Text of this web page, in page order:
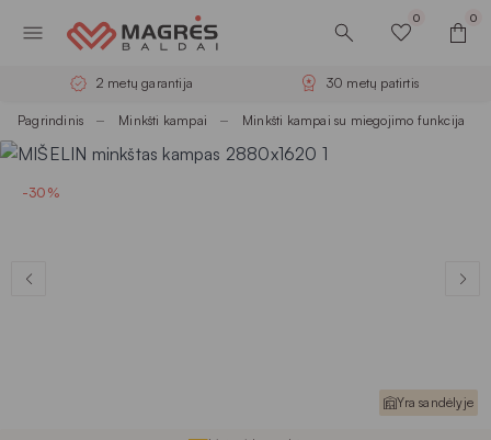
0 0
2 metų garantija 30 metų patirtis
Pagrindinis Minkšti kampai Minkšti kampai su miegojimo funkcija
-30%
Yra sandėlyje